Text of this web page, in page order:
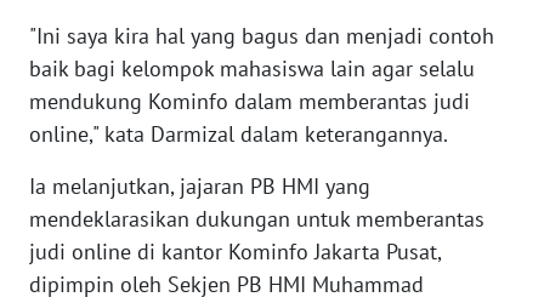
"Ini saya kira hal yang bagus dan menjadi contoh
baik bagi kelompok mahasiswa lain agar selalu
mendukung Kominfo dalam memberantas judi
online," kata Darmizal dalam keterangannya.
Ia melanjutkan, jajaran PB HMI yang
mendeklarasikan dukungan untuk memberantas
judi online di kantor Kominfo Jakarta Pusat,
dipimpin oleh Sekjen PB HMI Muhammad
WN
JABAR
BANTEN
NTT